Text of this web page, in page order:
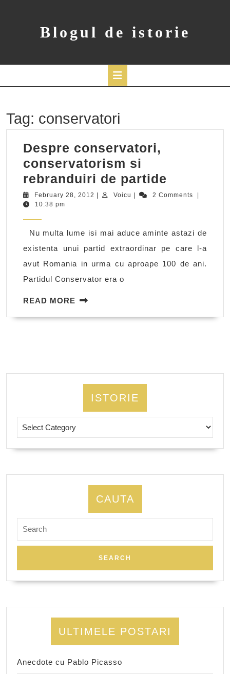
Blogul de istorie
Tag: conservatori
Despre conservatori,
conservatorism si
rebranduiri de partide
de
partide
February 28, 2012 FebruaryVoicu Voicu 2 Comments
10:38 pm
Nu multa lume isi mai aduce aminte astazi de
existenta unui partid extraordinar pe care l-a
avut Romania in urma cu aproape 100 de ani.
Partidul Conservator era o
READ MORE READ
ISTORIE
CAUTA
for:
ULTIMELE POSTARI
Anecdote cu Pablo Picasso